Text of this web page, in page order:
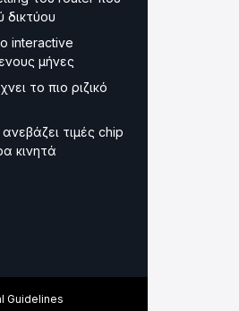
δικτύου
interactive
μήνες
το πιο ριζικό
τιμές chip
κινητά
Guidelines